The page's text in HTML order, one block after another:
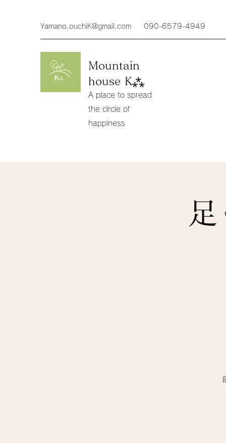
Yamano.ouchiK@gmail.com 090-6579-4949
Mountain
house K⁂
A place to spread
the circle of
happiness